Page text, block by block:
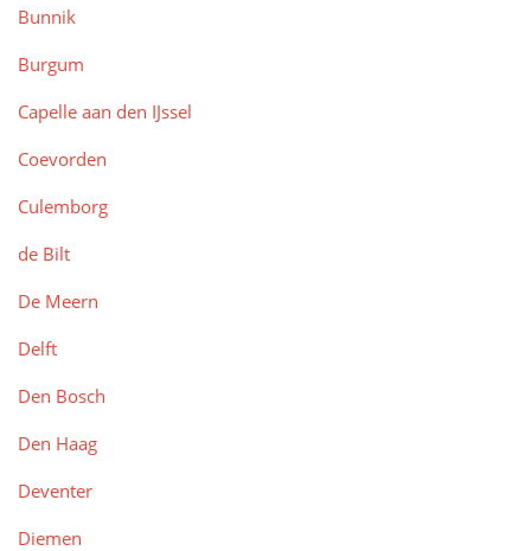
Bunnik
Burgum
Capelle aan den IJssel
Coevorden
Culemborg
de Bilt
De Meern
Delft
Den Bosch
Den Haag
Deventer
Diemen